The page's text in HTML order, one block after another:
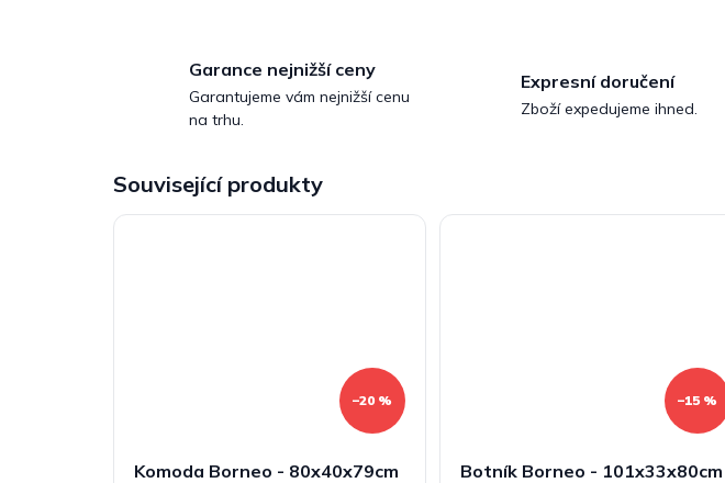
Garance nejnižší ceny
Garantujeme vám nejnižší cenu
na trhu.
Expresní doručení
Zboží expedujeme ihned.
Související produkty
–20 %
Komoda Borneo - 80x40x79cm
–15 %
Botník Borneo - 101x33x80cm